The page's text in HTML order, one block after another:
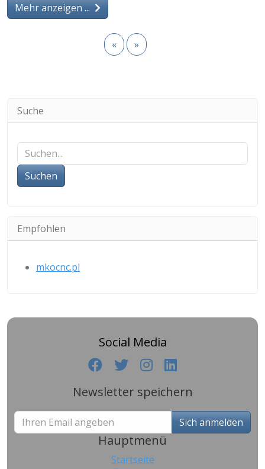
Mehr anzeigen ...
« »
Suche
Suchen
Empfohlen
mkocnc.pl
Social Media
Newsletter speichern
Sich anmelden
Hauptmenü
Startseite